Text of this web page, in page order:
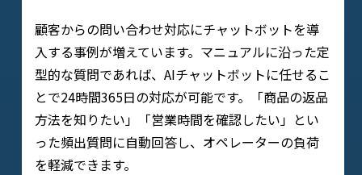
顧客からの問い合わせ対応にチャットボットを導
入する事例が増えています。マニュアルに沿った定
型的な質問であれば、AIチャットボットに任せるこ
とで24時間365日の対応が可能です。「商品の返品
方法を知りたい」「営業時間を確認したい」とい
った頻出質問に自動回答し、オペレーターの負荷
を軽減できます。